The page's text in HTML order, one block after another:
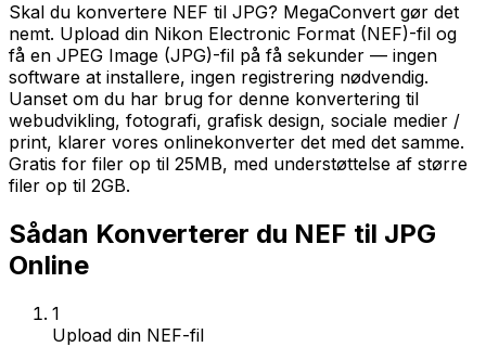
Skal du konvertere NEF til JPG? MegaConvert gør det
nemt. Upload din Nikon Electronic Format (NEF)-fil og
få en JPEG Image (JPG)-fil på få sekunder — ingen
software at installere, ingen registrering nødvendig.
Uanset om du har brug for denne konvertering til
webudvikling, fotografi, grafisk design, sociale medier /
print, klarer vores onlinekonverter det med det samme.
Gratis for filer op til 25MB, med understøttelse af større
filer op til 2GB.
Sådan Konverterer du NEF til JPG
Online
1
Upload din NEF-fil